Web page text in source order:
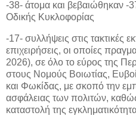
-38- άτομα και βεβαιώθηκαν -
Οδικής Κυκλοφορίας
-17- συλλήψεις στις τακτικές
επιχειρήσεις, οι οποίες
2026), σε όλο το εύρος της
στους Νομούς Βοιωτίας,
και Φωκίδας, με σκοπό την
ασφάλειας των πολιτών,
καταστολή της